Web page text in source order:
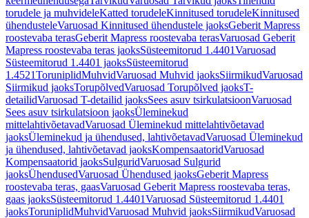
torudele ja muhvideleKatted torudeleKinnitused torudeleKinnitused
ühendusteleVaruosad Kinnitused ühendustele jaoksGeberit Mapress
roostevaba terasGeberit Mapress roostevaba terasVaruosad Geberit
Mapress roostevaba teras jaoksSüsteemitorud 1.4401Varuosad
Süsteemitorud 1.4401 jaoksSüsteemitorud
1.4521ToruniplidMuhvidVaruosad Muhvid jaoksSiirmikudVaruosad
Siirmikud jaoksTorupõlvedVaruosad Torupõlved jaoksT-
detailidVaruosad T-detailid jaoksSees asuv tsirkulatsioonVaruosad
Sees asuv tsirkulatsioon jaoksÜleminekud
mittelahtivõetavadVaruosad Üleminekud mittelahtivõetavad
jaoksÜleminekud ja ühendused, lahtivõetavadVaruosad Üleminekud
ja ühendused, lahtivõetavad jaoksKompensaatoridVaruosad
Kompensaatorid jaoksSulguridVaruosad Sulgurid
jaoksÜhendusedVaruosad Ühendused jaoksGeberit Mapress
roostevaba teras, gaasVaruosad Geberit Mapress roostevaba teras,
gaas jaoksSüsteemitorud 1.4401Varuosad Süsteemitorud 1.4401
jaoksToruniplidMuhvidVaruosad Muhvid jaoksSiirmikudVaruosad